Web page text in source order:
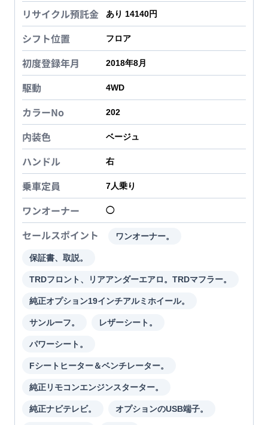
リサイクル預託金 あり 14140円
シフト位置 フロア
初度登録年月 2018年8月
駆動 4WD
カラーNo 202
内装色 ベージュ
ハンドル 右
乗車定員 7人乗り
ワンオーナー ◯
セールスポイント ワンオーナー。
保証書、取説。
TRDフロント、リアアンダーエアロ。TRDマフラー。
純正オプション19インチアルミホイール。
サンルーフ。 レザーシート。
パワーシート。
Fシートヒーター＆ベンチレーター。
純正リモコンエンジンスターター。
純正ナビテレビ。 オプションのUSB端子。